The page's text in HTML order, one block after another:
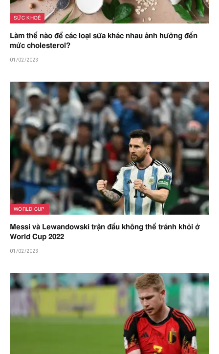
SỨC KHOẺ
Làm thế nào để các loại sữa khác nhau ảnh hưởng đến
mức cholesterol?
01/02/2023
WORLD CUP
Messi và Lewandowski trận đấu không thể tránh khỏi ở
World Cup 2022
01/02/2023